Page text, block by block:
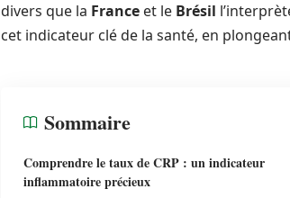
divers que la France et le Brésil
cet indicateur clé de la santé, en
Sommaire
Comprendre le taux de CRP : un indicateur
inflammatoire précieux